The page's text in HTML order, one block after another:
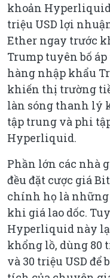
khoản
triệu USD lợi
Ether ngay trước
Trump tuyên bố
hàng nhập khẩu
khiến thị trường
làn sóng thanh lý
tập trung và phi
Hyperliquid.
Phần lớn các nhà
đều đặt cược giá
chính họ là những
khi giá lao dốc.
Hyperliquid này
khổng lồ, dùng 80
và 30 triệu USD để